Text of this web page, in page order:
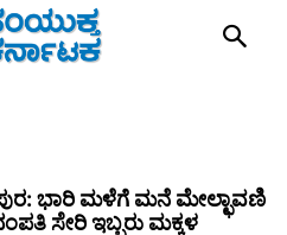
ಭಾರಿ ಮಳೆಗೆ ಮನೆ ಮೇಲ್ಛಾವಣಿ
ಸೇರಿ ಇಬ್ಬರು ಮಕ್ಕಳ